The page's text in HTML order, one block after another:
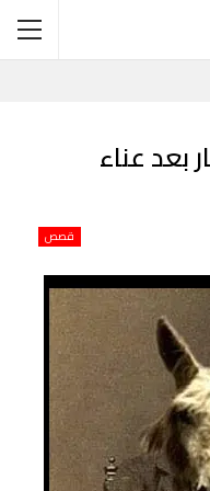
بعد عناء
قصص